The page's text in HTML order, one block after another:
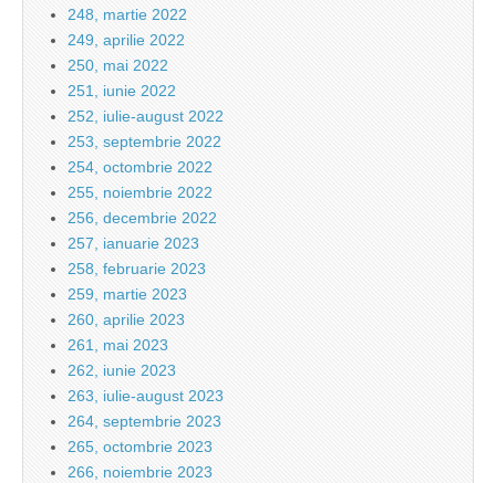
248, martie 2022
249, aprilie 2022
250, mai 2022
251, iunie 2022
252, iulie-august 2022
253, septembrie 2022
254, octombrie 2022
255, noiembrie 2022
256, decembrie 2022
257, ianuarie 2023
258, februarie 2023
259, martie 2023
260, aprilie 2023
261, mai 2023
262, iunie 2023
263, iulie-august 2023
264, septembrie 2023
265, octombrie 2023
266, noiembrie 2023